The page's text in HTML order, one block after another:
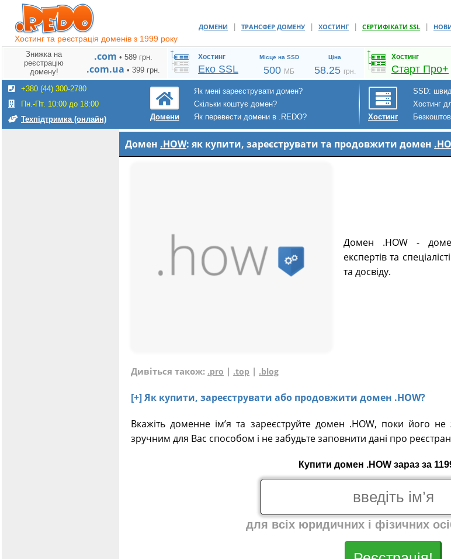
Хостинг та реєстрація доменів з 1999 року
ДОМЕНИ | ТРАНСФЕР ДОМЕНУ | ХОСТИНГ | СЕРТИФІКАТИ SSL |
Знижка на
реєстрацію
домену!
.com • 589 грн.
.com.ua • 399 грн.
Хостинг
Еко SSL
Місце на SSD Ціна
500 МБ 58.25 грн.
Хостинг
Старт Про+
+380 (44) 300-2780
Пн.-Пт. 10:00 до 18:00
Техпідтримка (онлайн)
Домени
Як мені зареєструвати домен?
Скільки коштує домен?
Як перевести домени в .REDO?
Хостинг
SSD:
Хостинг
Домен .HOW: як купити, зареєструвати та продовжити домен
Домен .HOW -
експертів та
та досвіду.
Дивіться також: .pro | .top | .blog
[+] Як купити, зареєструвати або продовжити домен .HOW?
Вкажіть доменне ім’я та зареєструйте домен .HOW, поки його
зручним для Вас способом і не забудьте заповнити дані про
Купити домен .HOW зараз за
для всіх юридичних і фізичних